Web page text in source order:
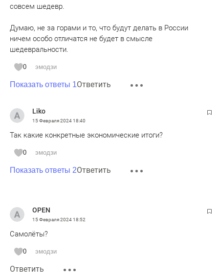
совсем шедевр.
Думаю, не за горами и то, что будут делать в России
ничем особо отличатся не будет в смысле
шедевральности.
0 эмодзи
Показать ответы 1Ответить
Liko
15 Февраля 202418:40
Так какие конкретные экономические итоги?
0 эмодзи
Показать ответы 2Ответить
OPEN
15 Февраля 202418:52
Самолёты?
0 эмодзи
Ответить